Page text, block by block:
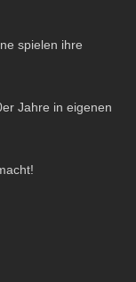
spielen ihre
Jahre in eigenen